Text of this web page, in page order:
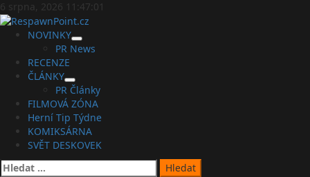
Skip
to
content
6 srpna, 2026 11:47:02
PrimaryNOVINKY
PR News
RECENZE
ČLÁNKY
PR Články
FILMOVÁ ZÓNA
Herní Tip Týdne
KOMIKSÁRNA
SVĚT DESKOVEK
Vyhledávání